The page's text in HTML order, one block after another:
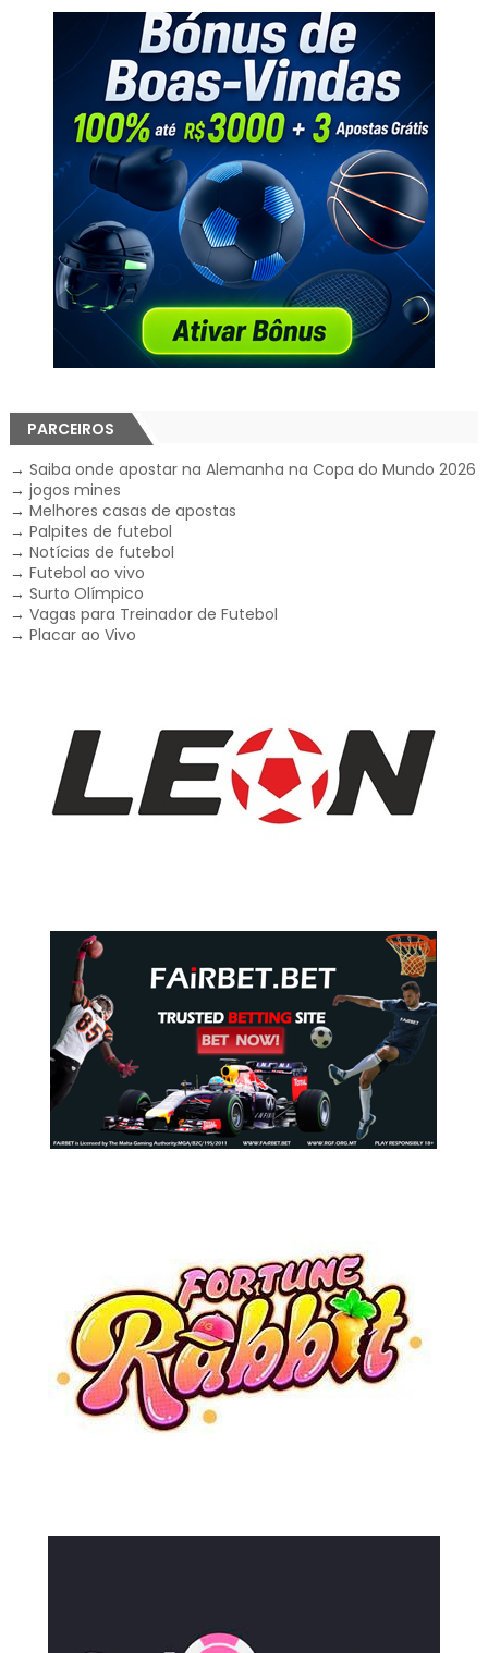
PARCEIROS
→ Saiba onde apostar na Alemanha na Copa do Mundo 2026
→ jogos mines
→ Melhores casas de apostas
→ Palpites de futebol
→ Notícias de futebol
→ Futebol ao vivo
→ Surto Olímpico
→ Vagas para Treinador de Futebol
→ Placar ao Vivo